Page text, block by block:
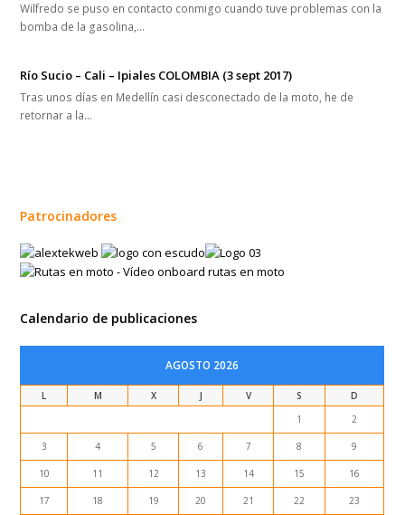
Wilfredo se puso en contacto conmigo cuando tuve problemas con la
bomba de la gasolina,…
Río Sucio – Cali – Ipiales COLOMBIA (3 sept 2017)
Tras unos días en Medellín casi desconectado de la moto, he de
retornar a la…
Patrocinadores
Calendario de publicaciones
AGOSTO 2026
L M X J V S
D
1
2
3 4 5 6 7 8 9
10 11 12 13 14 15 16
17 18 19 20 21 22 23